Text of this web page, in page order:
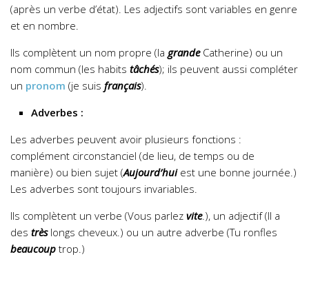
(après un verbe d’état). Les adjectifs sont variables en genre
et en nombre.
Ils complètent un nom propre (la grandeCatherine) ou un
nom commun (les habits tâchés); ils peuvent aussi compléter
un pronom (je suis français).
Adverbes :
Les adverbes peuvent avoir plusieurs fonctions :
complément circonstanciel (de lieu, de temps ou de
manière) ou bien sujet (Aujourd’hui est une bonne journée.)
Les adverbes sont toujours invariables.
Ils complètent un verbe (Vous parlez vite.), un adjectif (Il a
des trèslongs cheveux.) ou un autre adverbe (Tu ronfles
beaucoup trop.)